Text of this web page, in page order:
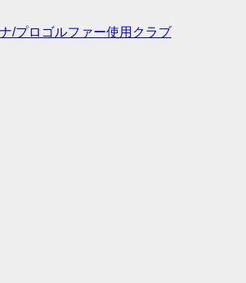
/プロゴルファー使用クラブ